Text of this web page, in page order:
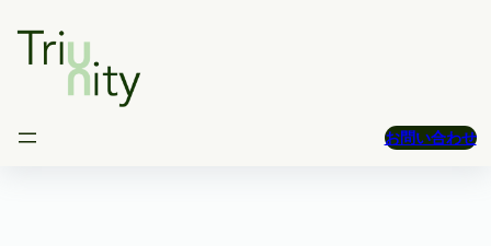
content
お問い合わせ